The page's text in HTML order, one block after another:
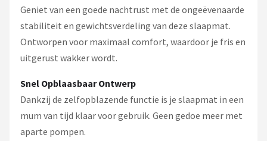
Geniet van een goede nachtrust met de ongeëvenaarde
stabiliteit en gewichtsverdeling van deze slaapmat.
Ontworpen voor maximaal comfort, waardoor je fris en
uitgerust wakker wordt.
Snel Opblaasbaar Ontwerp
Dankzij de zelfopblazende functie is je slaapmat in een
mum van tijd klaar voor gebruik. Geen gedoe meer met
aparte pompen.